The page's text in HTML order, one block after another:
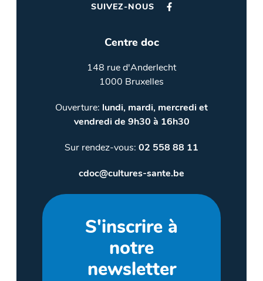
SUIVEZ-NOUS
Centre doc
148 rue d'Anderlecht
1000 Bruxelles
Ouverture: lundi, mardi, mercredi et
vendredi de 9h30 à 16h30
Sur rendez-vous: 02 558 88 11
cdoc@cultures-sante.be
S'inscrire à
notre
newsletter